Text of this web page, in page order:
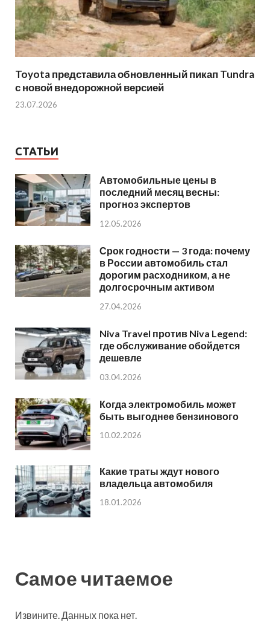
Toyota представила обновленный пикап Tundra
с новой внедорожной версией
23.07.2026
СТАТЬИ
Автомобильные цены в
последний месяц весны:
прогноз экспертов
12.05.2026
Срок годности — 3 года: почему
в России автомобиль стал
дорогим расходником, а не
долгосрочным активом
27.04.2026
Niva Travel против Niva Legend:
где обслуживание обойдется
дешевле
03.04.2026
Когда электромобиль может
быть выгоднее бензинового
10.02.2026
Какие траты ждут нового
владельца автомобиля
18.01.2026
Самое читаемое
Извините. Данных пока нет.